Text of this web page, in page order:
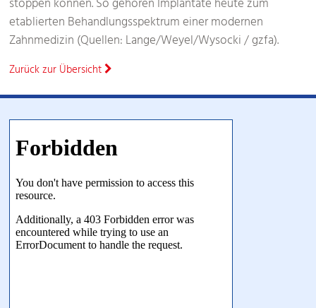
stoppen können. So gehören Implantate heute zum
etablierten Behandlungsspektrum einer modernen
Zahnmedizin (Quellen: Lange/Weyel/Wysocki / gzfa).
Zurück zur Übersicht